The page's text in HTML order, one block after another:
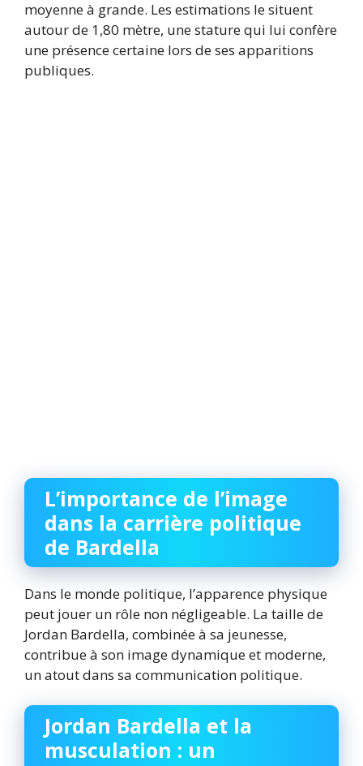
moyenne à grande. Les estimations le situent
autour de 1,80 mètre, une stature qui lui confère
une présence certaine lors de ses apparitions
publiques.
L’importance de l’image
dans la carrière politique
de Bardella
Dans le monde politique, l’apparence physique
peut jouer un rôle non négligeable. La taille de
Jordan Bardella, combinée à sa jeunesse,
contribue à son image dynamique et moderne,
un atout dans sa communication politique.
Jordan Bardella et la
musculation : un